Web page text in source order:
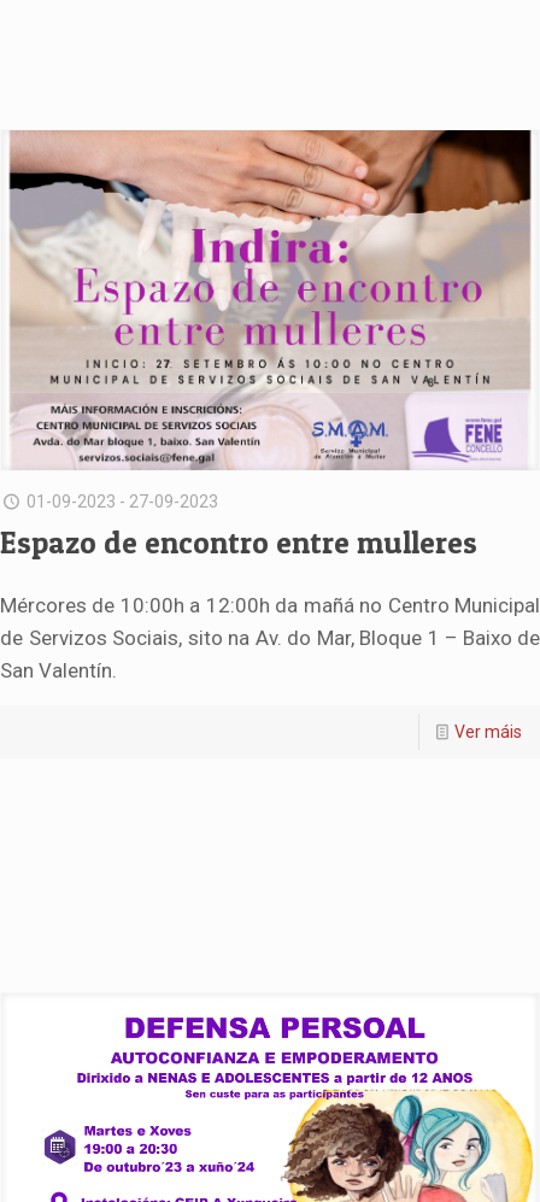
01-09-2023 - 27-09-2023
Espazo de encontro entre mulleres
Mércores de 10:00h a 12:00h da mañá no Centro Municipal
de Servizos Sociais, sito na Av. do Mar, Bloque 1 – Baixo de
San Valentín.
Ver máis